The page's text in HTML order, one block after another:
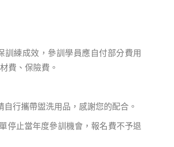
練成效，參訓學員應自付部分費用
費、保險費。
行攜帶盥洗用品，感謝您的配合。
停止當年度參訓機會，報名費不予退